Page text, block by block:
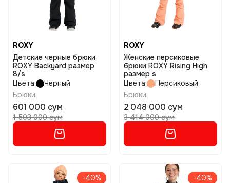
ROXY
Детские черные брюки
ROXY Backyard размер
8/s
Цвета:
Черный
Брюки
601 000 сум
1 503 000 сум
ROXY
Женские персиковые
брюки ROXY Rising High
размер s
Цвета:
Персиковый
Брюки
2 048 000 сум
3 414 000 сум
-40% -40%